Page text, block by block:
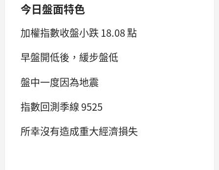
今日盤面特色
加權指數收盤小跌 18.08 點
早盤開低後，緩步盤低
盤中一度因為地震
指數回測季線 9525
所幸沒有造成重大經濟損失